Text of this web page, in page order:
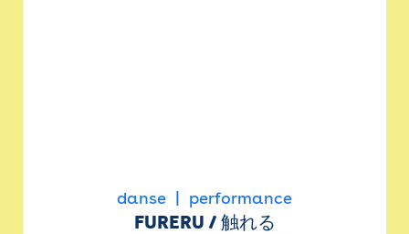
danse performance
FURERU / 触れる